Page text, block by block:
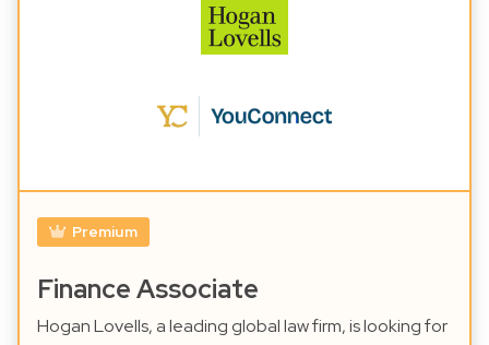
Premium
Finance Associate
Hogan Lovells, a leading global law firm, is looking for